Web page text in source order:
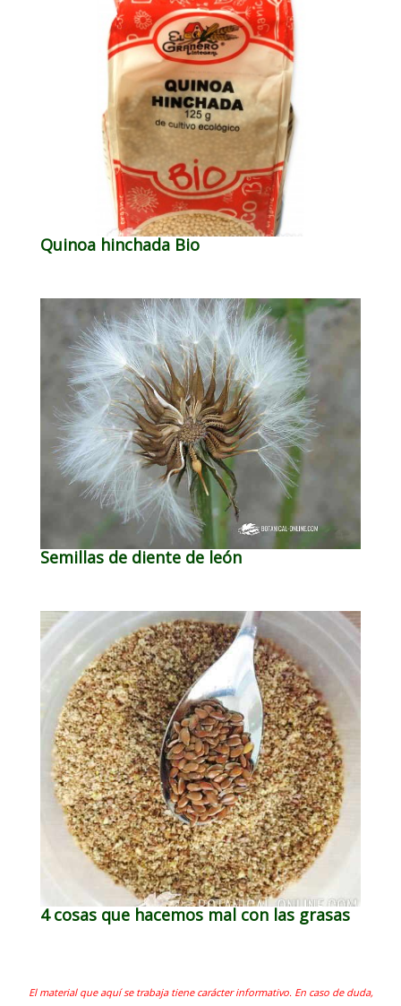
Quinoa hinchada Bio
Semillas de diente de león
4 cosas que hacemos mal con las grasas
El material que aquí se trabaja tiene carácter informativo. En caso de duda,